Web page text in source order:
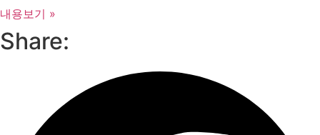
내용보기 »
Share: